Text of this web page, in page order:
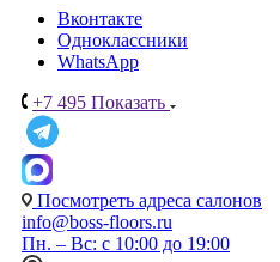
Вконтакте
Одноклассники
WhatsApp
+7 495 Показать
Посмотреть адреса салонов
info@boss-floors.ru
Пн. – Вс: с 10:00 до 19:00